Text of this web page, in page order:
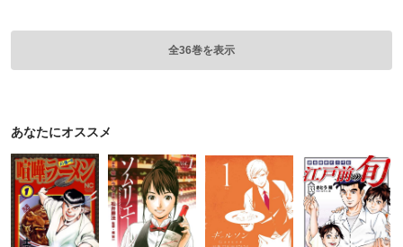
全36巻を表示
あなたにオススメ